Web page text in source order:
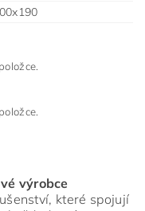
výrobce
které spojují